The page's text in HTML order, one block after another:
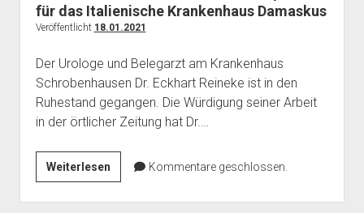
für das Italienische Krankenhaus Damaskus
Veröffentlicht 18.01.2021
Der Urologe und Belegarzt am Krankenhaus
Schrobenhausen Dr. Eckhart Reineke ist in den
Ruhestand gegangen. Die Würdigung seiner Arbeit
in der örtlicher Zeitung hat Dr.…
WeiterlesenSchrobenhausener
Arzt
bittet
Kommentare geschlossen.